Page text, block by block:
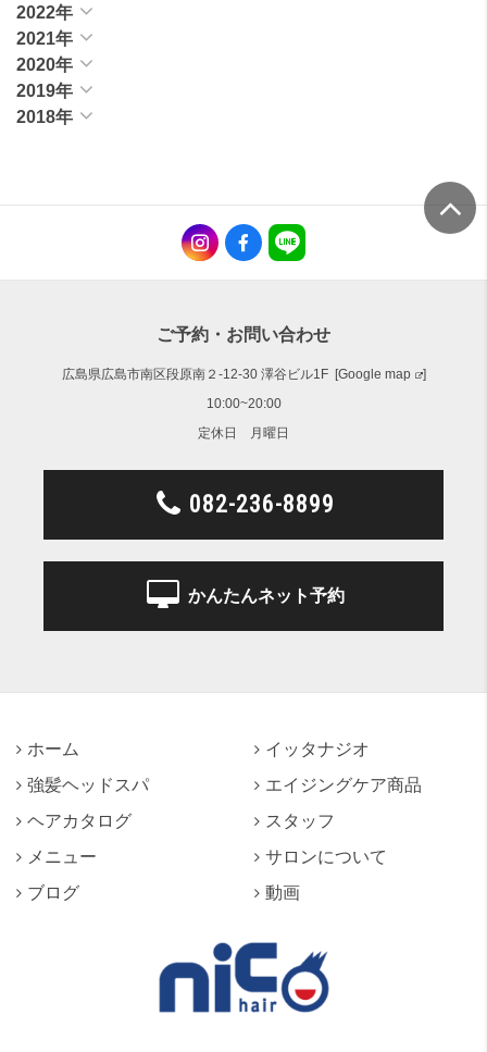
2022年
2021年
2020年
2019年
2018年
ご予約・お問い合わせ
広島県広島市南区段原南２-12-30 澤谷ビル1F [Google map
]
10:00~20:00
定休日 月曜日
082-236-8899
かんたんネット予約
ホーム
イッタナジオ
強髪ヘッドスパ
エイジングケア商品
ヘアカタログ
スタッフ
メニュー
サロンについて
ブログ
動画